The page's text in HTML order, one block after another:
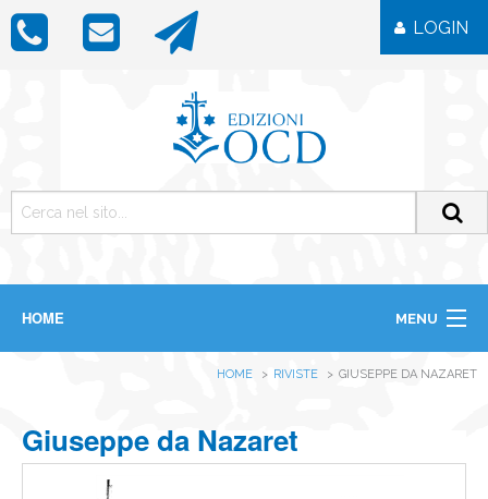
LOGIN
HOME MENU
ICONE
IMMAGINI
HOME RIVISTE GIUSEPPE DA NAZARET
Giuseppe da Nazaret